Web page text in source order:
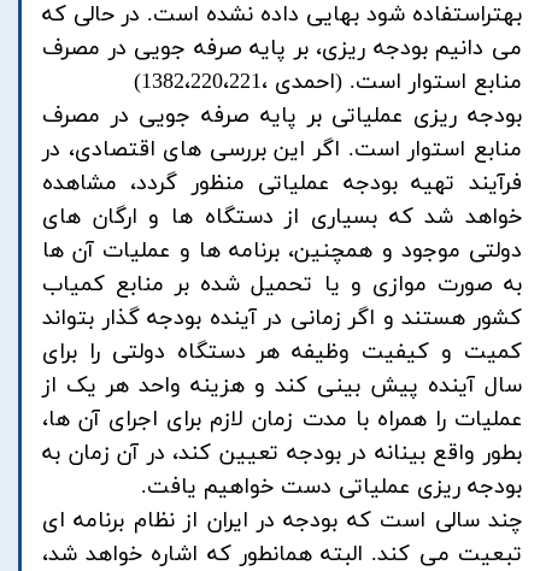
بهتراستفاده شود بهایی داده نشده است. در حالی که
می دانیم بودجه ریزی، بر پایه صرفه جویی در مصرف
منابع استوار است. (احمدی ،1382،220،221)
بودجه ریزی عملیاتی بر پایه صرفه جویی در مصرف
منابع استوار است. اگر این بررسی های اقتصادی، در
فرآیند تهیه بودجه عملیاتی منظور گردد، مشاهده
خواهد شد که بسیاری از دستگاه ها و ارگان های
دولتی موجود و همچنین، برنامه ها و عملیات آن ها
به صورت موازی و یا تحمیل شده بر منابع کمیاب
کشور هستند و اگر زمانی در آینده بودجه گذار بتواند
کمیت و کیفیت وظیفه هر دستگاه دولتی را برای
سال آینده پیش بینی کند و هزینه واحد هر یک از
عملیات را همراه با مدت زمان لازم برای اجرای آن ها،
بطور واقع بینانه در بودجه تعیین کند، در آن زمان به
بودجه ریزی عملیاتی دست خواهیم یافت.
چند سالی است که بودجه در ایران از نظام برنامه ای
تبعیت می کند. البته همانطور که اشاره خواهد شد،